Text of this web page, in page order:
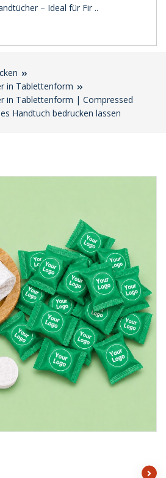
– Ideal für Fir ..
in Tablettenform
in Tablettenform | Compressed
Handtuch bedrucken lassen